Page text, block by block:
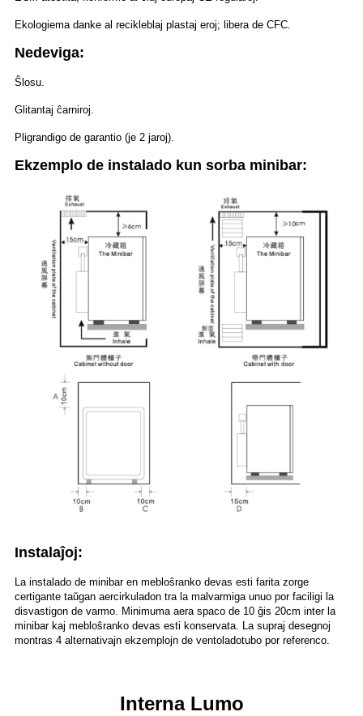
Ekologiema danke al recikleblaj plastaj eroj; libera de CFC.
Nedeviga:
Ŝlosu.
Glitantaj ĉarniroj.
Pligrandigo de garantio (je 2 jaroj).
Ekzemplo de instalado kun sorba minibar:
Instalaĵoj:
La instalado de minibar en mebloŝranko devas esti farita zorge
certigante taŭgan aercirkuladon tra la malvarmiga unuo por faciligi la
disvastigon de varmo. Minimuma aera spaco de 10 ĝis 20cm inter la
minibar kaj mebloŝranko devas esti konservata. La supraj desegnoj
montras 4 alternativajn ekzemplojn de ventoladotubo por referenco.
Interna Lumo